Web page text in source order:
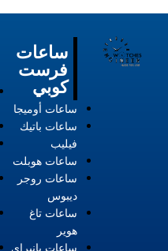
ساعات
فرست
كوبي
ساعات أوميجا
ساعات باتيك
فيليب
ساعات هوبلت
ساعات روجر
ديبوس
ساعات تاغ
هوير
ساعات بانيراي